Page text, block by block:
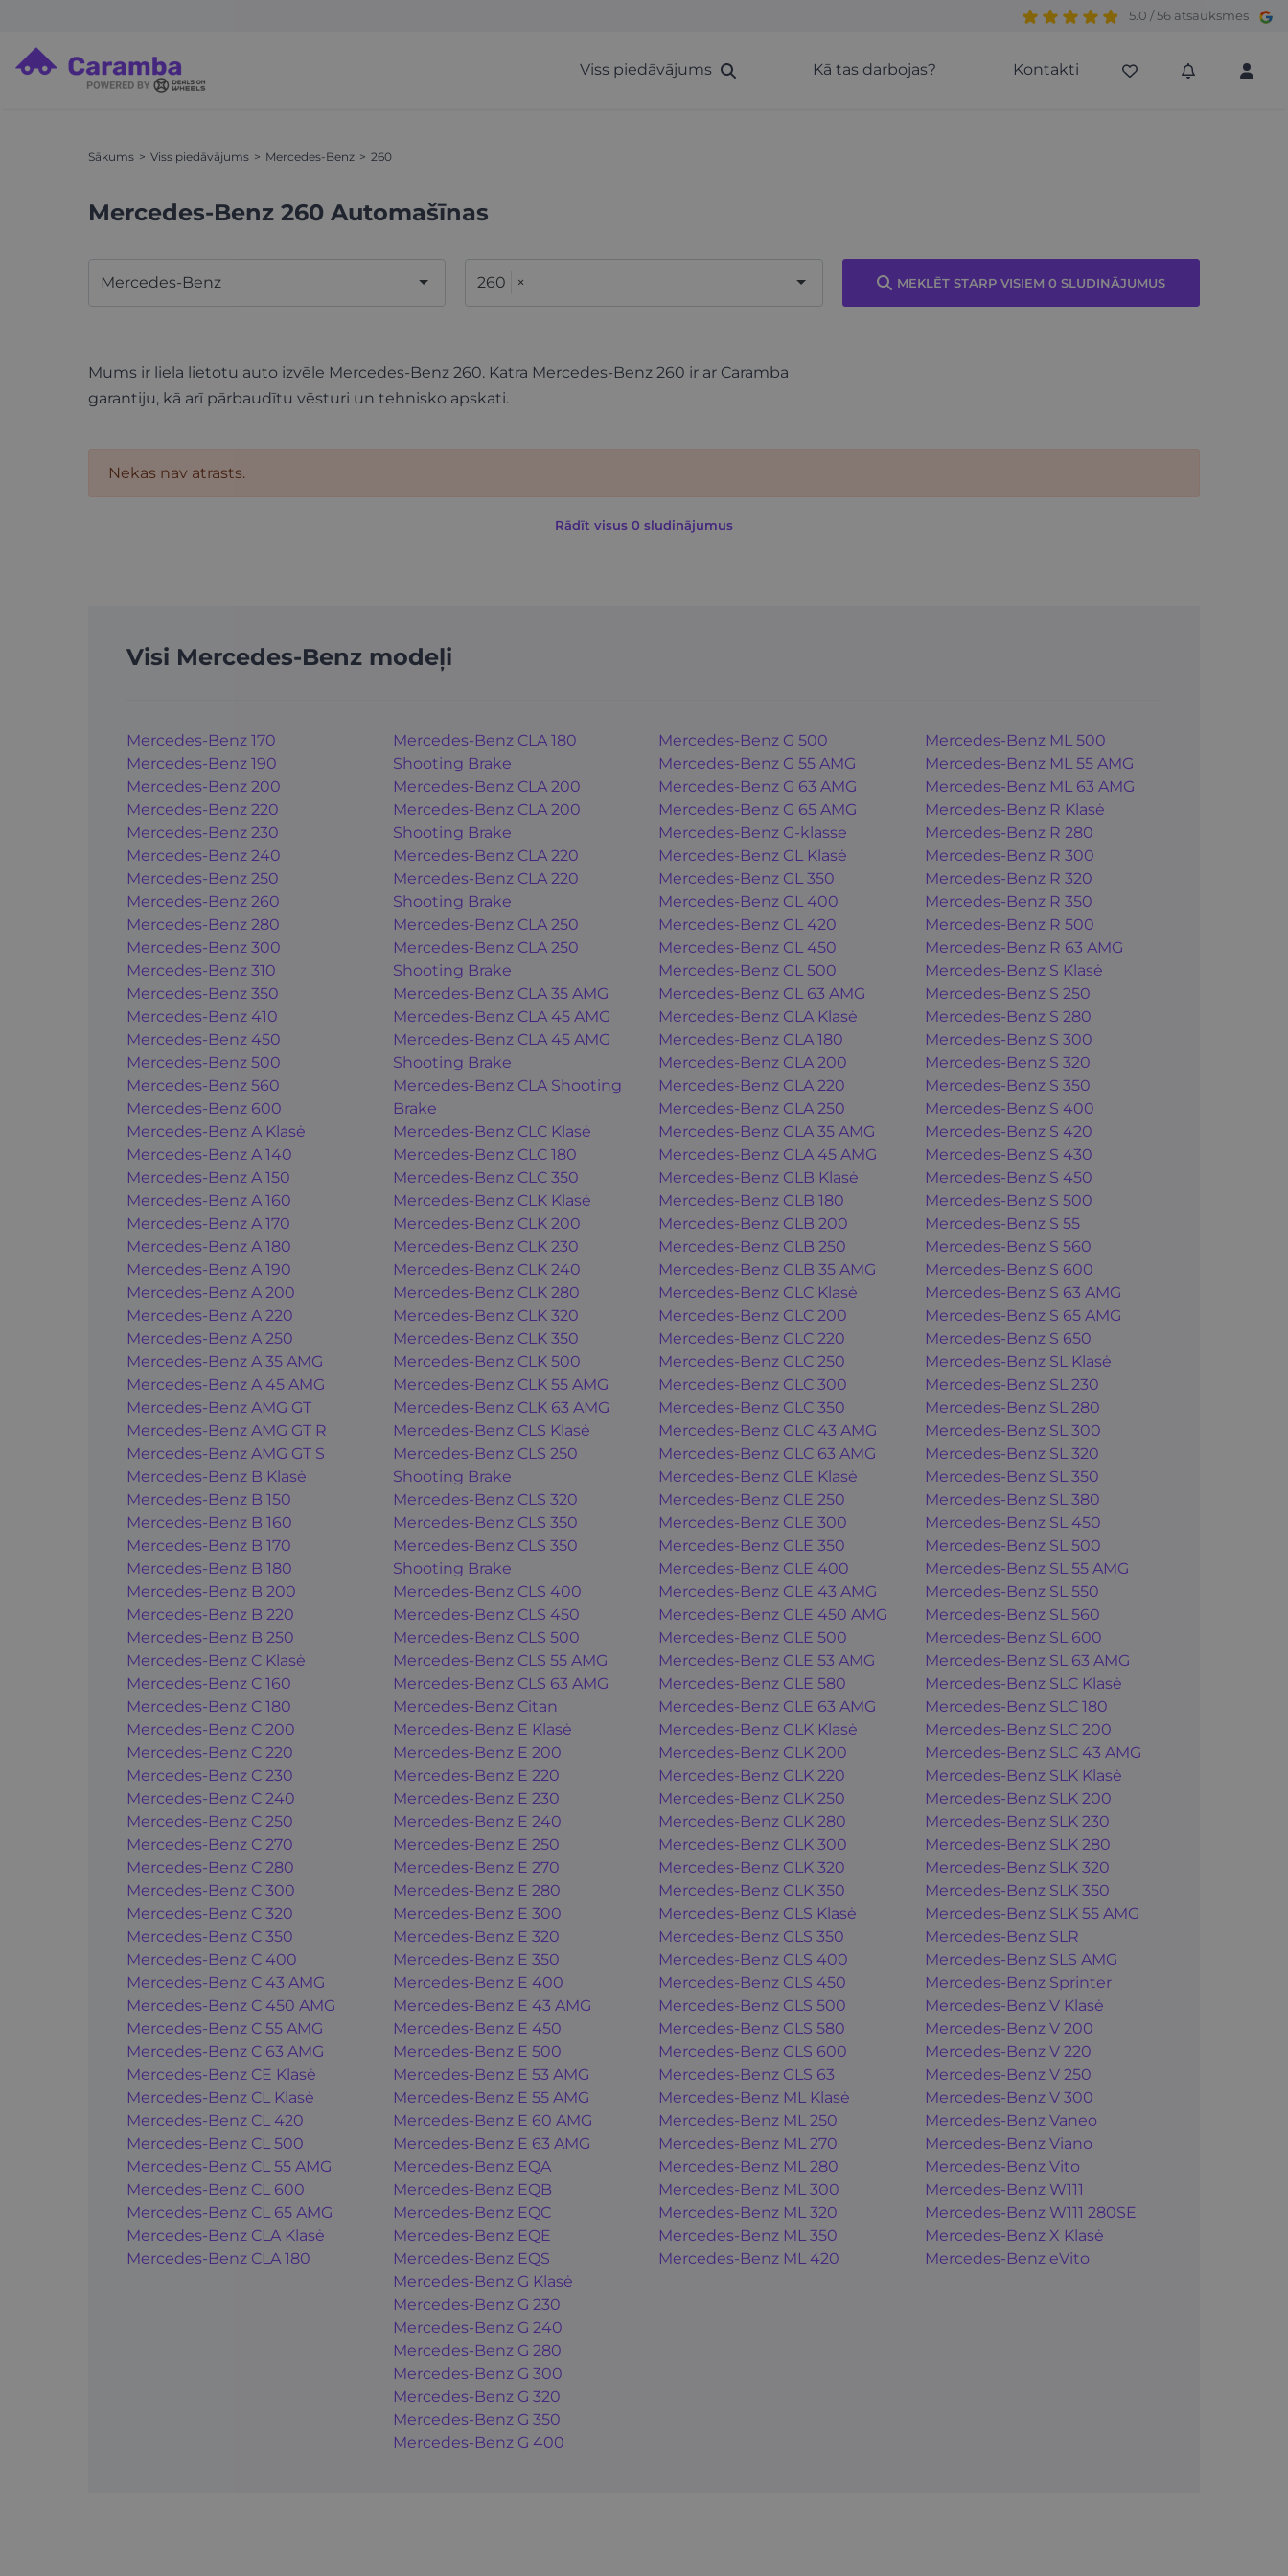
5.0 / 56 atsauksmes
Viss piedāvājums Kā tas darbojas? Kontakti
Sākums Viss piedāvājums Mercedes-Benz 260
Mercedes-Benz 260 Automašīnas
Mercedes-Benz 260 × MEKLĒT STARP VISIEM 0 SLUDINĀJUMUS
Mums ir liela lietotu auto izvēle Mercedes-Benz 260. Katra Mercedes-Benz 260 ir ar Caramba
garantiju, kā arī pārbaudītu vēsturi un tehnisko apskati.
Nekas nav atrasts.
Rādīt visus 0 sludinājumus
Visi Mercedes-Benz modeļi
Mercedes-Benz 170
Mercedes-Benz 190
Mercedes-Benz 200
Mercedes-Benz 220
Mercedes-Benz 230
Mercedes-Benz 240
Mercedes-Benz 250
Mercedes-Benz 260
Mercedes-Benz 280
Mercedes-Benz 300
Mercedes-Benz 310
Mercedes-Benz 350
Mercedes-Benz 410
Mercedes-Benz 450
Mercedes-Benz 500
Mercedes-Benz 560
Mercedes-Benz 600
Mercedes-Benz A Klasė
Mercedes-Benz A 140
Mercedes-Benz A 150
Mercedes-Benz A 160
Mercedes-Benz A 170
Mercedes-Benz A 180
Mercedes-Benz A 190
Mercedes-Benz A 200
Mercedes-Benz A 220
Mercedes-Benz A 250
Mercedes-Benz A 35 AMG
Mercedes-Benz A 45 AMG
Mercedes-Benz AMG GT
Mercedes-Benz AMG GT R
Mercedes-Benz AMG GT S
Mercedes-Benz B Klasė
Mercedes-Benz B 150
Mercedes-Benz B 160
Mercedes-Benz B 170
Mercedes-Benz B 180
Mercedes-Benz B 200
Mercedes-Benz B 220
Mercedes-Benz B 250
Mercedes-Benz C Klasė
Mercedes-Benz C 160
Mercedes-Benz C 180
Mercedes-Benz C 200
Mercedes-Benz C 220
Mercedes-Benz C 230
Mercedes-Benz C 240
Mercedes-Benz C 250
Mercedes-Benz C 270
Mercedes-Benz C 280
Mercedes-Benz C 300
Mercedes-Benz C 320
Mercedes-Benz C 350
Mercedes-Benz C 400
Mercedes-Benz C 43 AMG
Mercedes-Benz C 450 AMG
Mercedes-Benz C 55 AMG
Mercedes-Benz C 63 AMG
Mercedes-Benz CE Klasė
Mercedes-Benz CL Klasė
Mercedes-Benz CL 420
Mercedes-Benz CL 500
Mercedes-Benz CL 55 AMG
Mercedes-Benz CL 600
Mercedes-Benz CL 65 AMG
Mercedes-Benz CLA Klasė
Mercedes-Benz CLA 180
Mercedes-Benz CLA 180
Shooting Brake
Mercedes-Benz CLA 200
Mercedes-Benz CLA 200
Shooting Brake
Mercedes-Benz CLA 220
Mercedes-Benz CLA 220
Shooting Brake
Mercedes-Benz CLA 250
Mercedes-Benz CLA 250
Shooting Brake
Mercedes-Benz CLA 35 AMG
Mercedes-Benz CLA 45 AMG
Mercedes-Benz CLA 45 AMG
Shooting Brake
Mercedes-Benz CLA Shooting
Brake
Mercedes-Benz CLC Klasė
Mercedes-Benz CLC 180
Mercedes-Benz CLC 350
Mercedes-Benz CLK Klasė
Mercedes-Benz CLK 200
Mercedes-Benz CLK 230
Mercedes-Benz CLK 240
Mercedes-Benz CLK 280
Mercedes-Benz CLK 320
Mercedes-Benz CLK 350
Mercedes-Benz CLK 500
Mercedes-Benz CLK 55 AMG
Mercedes-Benz CLK 63 AMG
Mercedes-Benz CLS Klasė
Mercedes-Benz CLS 250
Shooting Brake
Mercedes-Benz CLS 320
Mercedes-Benz CLS 350
Mercedes-Benz CLS 350
Shooting Brake
Mercedes-Benz CLS 400
Mercedes-Benz CLS 450
Mercedes-Benz CLS 500
Mercedes-Benz CLS 55 AMG
Mercedes-Benz CLS 63 AMG
Mercedes-Benz Citan
Mercedes-Benz E Klasė
Mercedes-Benz E 200
Mercedes-Benz E 220
Mercedes-Benz E 230
Mercedes-Benz E 240
Mercedes-Benz E 250
Mercedes-Benz E 270
Mercedes-Benz E 280
Mercedes-Benz E 300
Mercedes-Benz E 320
Mercedes-Benz E 350
Mercedes-Benz E 400
Mercedes-Benz E 43 AMG
Mercedes-Benz E 450
Mercedes-Benz E 500
Mercedes-Benz E 53 AMG
Mercedes-Benz E 55 AMG
Mercedes-Benz E 60 AMG
Mercedes-Benz E 63 AMG
Mercedes-Benz EQA
Mercedes-Benz EQB
Mercedes-Benz EQC
Mercedes-Benz EQE
Mercedes-Benz EQS
Mercedes-Benz G Klasė
Mercedes-Benz G 230
Mercedes-Benz G 240
Mercedes-Benz G 280
Mercedes-Benz G 300
Mercedes-Benz G 320
Mercedes-Benz G 350
Mercedes-Benz G 400
Mercedes-Benz G 500
Mercedes-Benz G 55 AMG
Mercedes-Benz G 63 AMG
Mercedes-Benz G 65 AMG
Mercedes-Benz G-klasse
Mercedes-Benz GL Klasė
Mercedes-Benz GL 350
Mercedes-Benz GL 400
Mercedes-Benz GL 420
Mercedes-Benz GL 450
Mercedes-Benz GL 500
Mercedes-Benz GL 63 AMG
Mercedes-Benz GLA Klasė
Mercedes-Benz GLA 180
Mercedes-Benz GLA 200
Mercedes-Benz GLA 220
Mercedes-Benz GLA 250
Mercedes-Benz GLA 35 AMG
Mercedes-Benz GLA 45 AMG
Mercedes-Benz GLB Klasė
Mercedes-Benz GLB 180
Mercedes-Benz GLB 200
Mercedes-Benz GLB 250
Mercedes-Benz GLB 35 AMG
Mercedes-Benz GLC Klasė
Mercedes-Benz GLC 200
Mercedes-Benz GLC 220
Mercedes-Benz GLC 250
Mercedes-Benz GLC 300
Mercedes-Benz GLC 350
Mercedes-Benz GLC 43 AMG
Mercedes-Benz GLC 63 AMG
Mercedes-Benz GLE Klasė
Mercedes-Benz GLE 250
Mercedes-Benz GLE 300
Mercedes-Benz GLE 350
Mercedes-Benz GLE 400
Mercedes-Benz GLE 43 AMG
Mercedes-Benz GLE 450 AMG
Mercedes-Benz GLE 500
Mercedes-Benz GLE 53 AMG
Mercedes-Benz GLE 580
Mercedes-Benz GLE 63 AMG
Mercedes-Benz GLK Klasė
Mercedes-Benz GLK 200
Mercedes-Benz GLK 220
Mercedes-Benz GLK 250
Mercedes-Benz GLK 280
Mercedes-Benz GLK 300
Mercedes-Benz GLK 320
Mercedes-Benz GLK 350
Mercedes-Benz GLS Klasė
Mercedes-Benz GLS 350
Mercedes-Benz GLS 400
Mercedes-Benz GLS 450
Mercedes-Benz GLS 500
Mercedes-Benz GLS 580
Mercedes-Benz GLS 600
Mercedes-Benz GLS 63
Mercedes-Benz ML Klasė
Mercedes-Benz ML 250
Mercedes-Benz ML 270
Mercedes-Benz ML 280
Mercedes-Benz ML 300
Mercedes-Benz ML 320
Mercedes-Benz ML 350
Mercedes-Benz ML 420
Mercedes-Benz ML 500
Mercedes-Benz ML 55 AMG
Mercedes-Benz ML 63 AMG
Mercedes-Benz R Klasė
Mercedes-Benz R 280
Mercedes-Benz R 300
Mercedes-Benz R 320
Mercedes-Benz R 350
Mercedes-Benz R 500
Mercedes-Benz R 63 AMG
Mercedes-Benz S Klasė
Mercedes-Benz S 250
Mercedes-Benz S 280
Mercedes-Benz S 300
Mercedes-Benz S 320
Mercedes-Benz S 350
Mercedes-Benz S 400
Mercedes-Benz S 420
Mercedes-Benz S 430
Mercedes-Benz S 450
Mercedes-Benz S 500
Mercedes-Benz S 55
Mercedes-Benz S 560
Mercedes-Benz S 600
Mercedes-Benz S 63 AMG
Mercedes-Benz S 65 AMG
Mercedes-Benz S 650
Mercedes-Benz SL Klasė
Mercedes-Benz SL 230
Mercedes-Benz SL 280
Mercedes-Benz SL 300
Mercedes-Benz SL 320
Mercedes-Benz SL 350
Mercedes-Benz SL 380
Mercedes-Benz SL 450
Mercedes-Benz SL 500
Mercedes-Benz SL 55 AMG
Mercedes-Benz SL 550
Mercedes-Benz SL 560
Mercedes-Benz SL 600
Mercedes-Benz SL 63 AMG
Mercedes-Benz SLC Klasė
Mercedes-Benz SLC 180
Mercedes-Benz SLC 200
Mercedes-Benz SLC 43 AMG
Mercedes-Benz SLK Klasė
Mercedes-Benz SLK 200
Mercedes-Benz SLK 230
Mercedes-Benz SLK 280
Mercedes-Benz SLK 320
Mercedes-Benz SLK 350
Mercedes-Benz SLK 55 AMG
Mercedes-Benz SLR
Mercedes-Benz SLS AMG
Mercedes-Benz Sprinter
Mercedes-Benz V Klasė
Mercedes-Benz V 200
Mercedes-Benz V 220
Mercedes-Benz V 250
Mercedes-Benz V 300
Mercedes-Benz Vaneo
Mercedes-Benz Viano
Mercedes-Benz Vito
Mercedes-Benz W111
Mercedes-Benz W111 280SE
Mercedes-Benz X Klasė
Mercedes-Benz eVito